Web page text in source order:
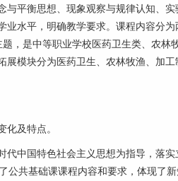
平衡思想、现象观察与规律认知、实
水平，明确教学要求。课程内容分为
，是中等职业学校医药卫生类、农林
模块分为医药卫生、农林牧渔、加
及特点。
中国特色社会主义思想为指导，落实
共基础课课程内容和要求，体现了新